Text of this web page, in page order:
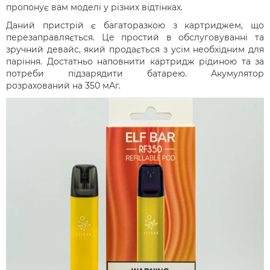
пропонує вам моделі у різних відтінках.
Даний пристрій є багаторазкою з картриджем, що
перезаправляється. Це простий в обслуговуванні та
зручний девайс, який продається з усім необхідним для
паріння. Достатньо наповнити картридж рідиною та за
потреби підзарядити батарею. Акумулятор
розрахований на 350 мАг.